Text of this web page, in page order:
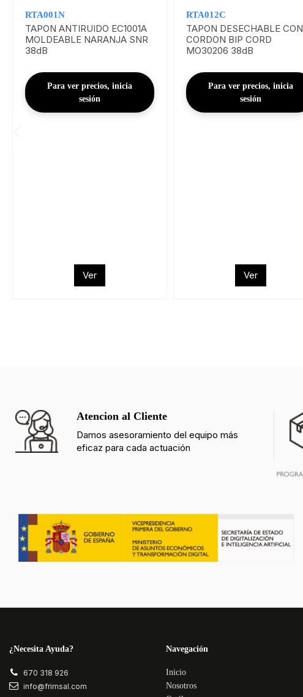
RTA001N
TAPON ANTIRUIDO EC1001A
MOLDEABLE NARANJA SNR
38dB
Para ver precios, inicia
sesión
Ver
RTA012C
TAPON DESECHABLE CON
CORDON BIP CORD
MO30206 38dB
Para ver precios, inicia
sesión
Ver
Atencion al Cliente
Damos asesoramiento del equipo más
eficaz para cada actuación
¿Necesita Ayuda?
670 318 926
info@frimsal.com
Navegación
Inicio
Nosotros